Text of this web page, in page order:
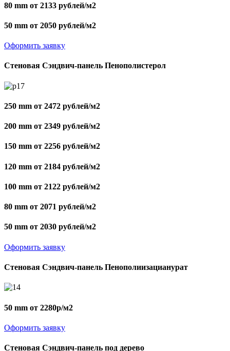
80 mm от 2133 рублей/м2
50 mm от 2050 рублей/м2
Оформить заявку
Стеновая Сэндвич-панель Пенополистерол
250 mm от 2472 рублей/м2
200 mm от 2349 рублей/м2
150 mm от 2256 рублей/м2
120 mm от 2184 рублей/м2
100 mm от 2122 рублей/м2
80 mm от 2071 рублей/м2
50 mm от 2030 рублей/м2
Оформить заявку
Стеновая Сэндвич-панель Пенополиизацианурат
50 mm от 2280р/м2
Оформить заявку
Стеновая Сэндвич-панель под дерево